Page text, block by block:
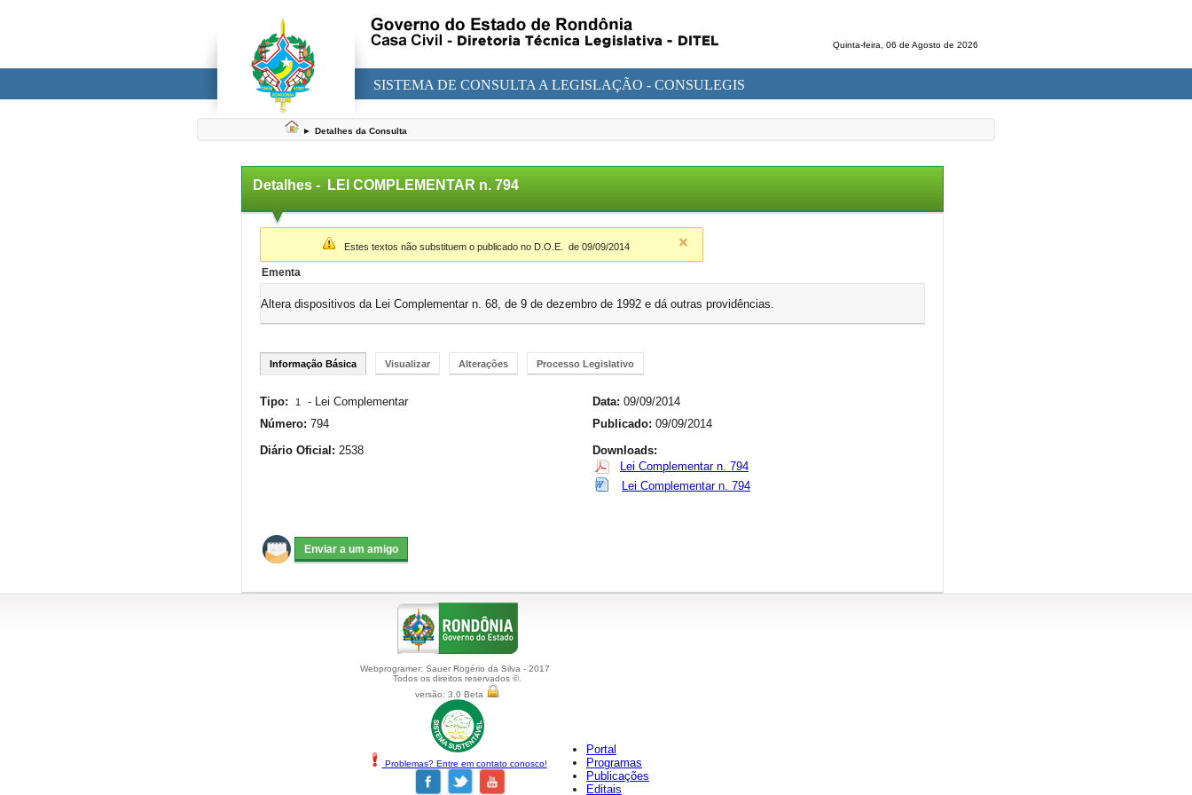
Quinta-feira, 06 de Agosto de 2026
SISTEMA DE CONSULTA A LEGISLAÇÃO - CONSULEGIS
► Detalhes da Consulta
Detalhes - LEI COMPLEMENTAR n. 794
▼
Estes textos não substituem o publicado no D.O.E. de 09/09/2014
Ementa
Altera dispositivos da Lei Complementar n. 68, de 9 de dezembro de 1992 e dá outras providências.
Informação Básica Visualizar Alterações Processo Legislativo
Tipo: 1 - Lei Complementar Data: 09/09/2014
Número: 794 Publicado: 09/09/2014
Diário Oficial: 2538
Downloads:
Lei Complementar n. 794
Lei Complementar n. 794
Webprogramer: Sauer Rogério da Silva - 2017
Todos os direitos reservados ©.
versão: 3.0 Beta
Problemas? Entre em contato conosco!
Portal
Programas
Publicações
Editais